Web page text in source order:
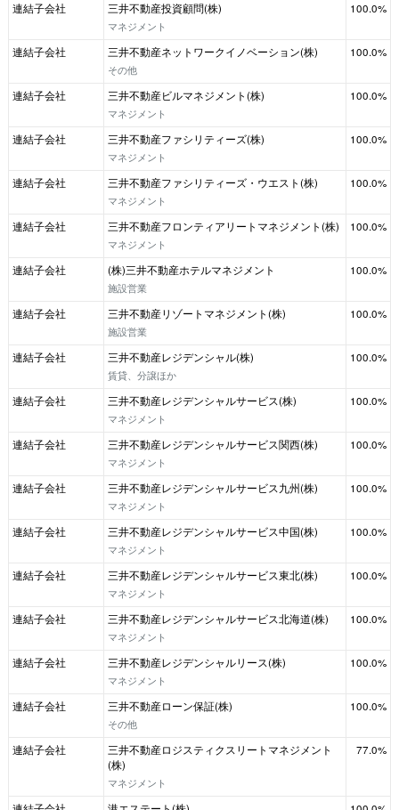
連結子会社
三井不動産投資顧問(株)
マネジメント
100.0%
連結子会社
三井不動産ネットワークイノベーション(株)
その他
100.0%
連結子会社
三井不動産ビルマネジメント(株)
マネジメント
100.0%
連結子会社
三井不動産ファシリティーズ(株)
マネジメント
100.0%
連結子会社
三井不動産ファシリティーズ・ウエスト(株)
マネジメント
100.0%
連結子会社
三井不動産フロンティアリートマネジメント(株)
マネジメント
100.0%
連結子会社
(株)三井不動産ホテルマネジメント
施設営業
100.0%
連結子会社
三井不動産リゾートマネジメント(株)
施設営業
100.0%
連結子会社
三井不動産レジデンシャル(株)
賃貸、分譲ほか
100.0%
連結子会社
三井不動産レジデンシャルサービス(株)
マネジメント
100.0%
連結子会社
三井不動産レジデンシャルサービス関西(株)
マネジメント
100.0%
連結子会社
三井不動産レジデンシャルサービス九州(株)
マネジメント
100.0%
連結子会社
三井不動産レジデンシャルサービス中国(株)
マネジメント
100.0%
連結子会社
三井不動産レジデンシャルサービス東北(株)
マネジメント
100.0%
連結子会社
三井不動産レジデンシャルサービス北海道(株)
マネジメント
100.0%
連結子会社
三井不動産レジデンシャルリース(株)
マネジメント
100.0%
連結子会社
三井不動産ローン保証(株)
その他
100.0%
連結子会社
三井不動産ロジスティクスリートマネジメント
(株)
マネジメント
77.0%